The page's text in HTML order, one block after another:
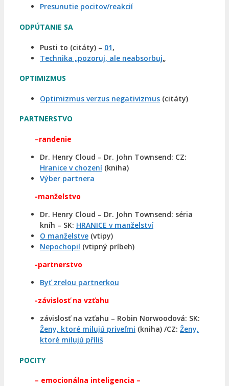
Presunutie pocitov/reakcií
ODPÚTANIE SA
Pusti to (citáty) – 01,
Technika „pozoruj, ale neabsorbuj„
OPTIMIZMUS
Optimizmus verzus negativizmus (citáty)
PARTNERSTVO
–randenie
Dr. Henry Cloud – Dr. John Townsend: CZ:
Hranice v chození (kniha)
Výber partnera
-manželstvo
Dr. Henry Cloud – Dr. John Townsend: séria
kníh – SK: HRANICE v manželství
O manželstve (vtipy)
Nepochopil (vtipný príbeh)
-partnerstvo
Byť zrelou partnerkou
-závislosť na vzťahu
závislosť na vzťahu – Robin Norwoodová: SK:
Ženy, ktoré milujú priveľmi (kniha) /CZ: Ženy,
ktoré milujú příliš
POCITY
– emocionálna inteligencia –